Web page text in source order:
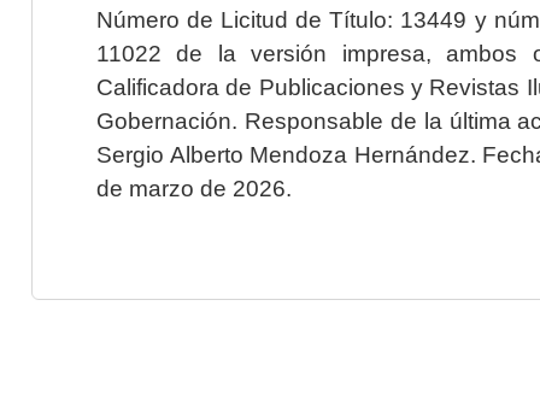
Número de Licitud de Título: 13449 y
11022 de la versión impresa, ambos
Calificadora de Publicaciones y Revistas
Gobernación. Responsable de la última
Sergio Alberto Mendoza Hernández.
de marzo de 2026.